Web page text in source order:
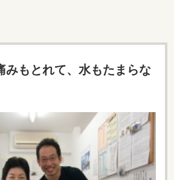
みもとれて、水もたまらな